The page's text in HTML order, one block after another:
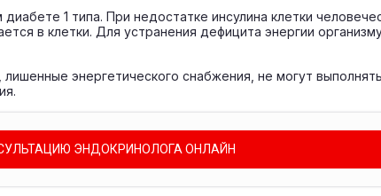
1 типа. При недостатке инсулина клетки
в клетки. Для устранения дефицита энергии
энергетического снабжения, не могут
ЭНДОКРИНОЛОГА ОНЛАЙН